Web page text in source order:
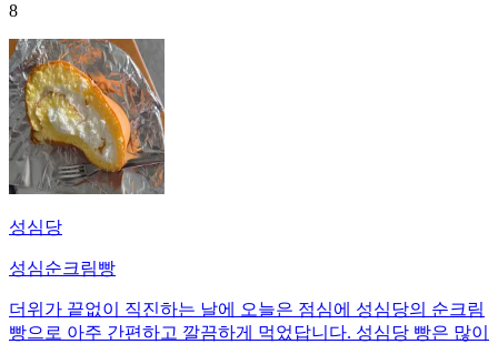
8
성심당
성심순크림빵
더위가 끝없이 직진하는 날에 오늘은 점심에 성심당의 순크림
빵으로 아주 간편하고 깔끔하게 먹었답니다. 성심당 빵은 많이